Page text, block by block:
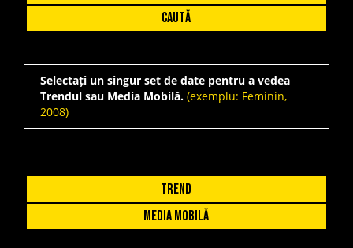
2015
2016
2018
2019
Caută
Selectați un singur set de date pentru a vedea
Trendul sau Media Mobilă. (exemplu: Feminin,
2008)
Trend
Media Mobilă